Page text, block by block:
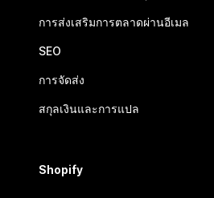
การส่งเสริมการตลาดผ่านอีเมล
SEO
การจัดส่ง
สกุลเงินและการแปล
Shopify